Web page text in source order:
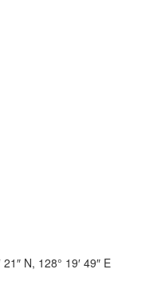
21″ N, 128° 19′ 49″ E